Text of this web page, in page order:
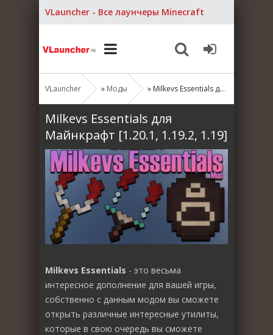
VLauncher - Все лаунчеры Minecraft
VLauncher » Моды » Milkevs Essentials для Майнкрафт [1.20.1, 1.19.2, 1.19]
Milkevs Essentials для
Майнкрафт [1.20.1, 1.19.2, 1.19]
Milkevs Essentials - это весьма
интересное дополнение для вашей игры,
собственно с данным модом вы сможете
открыть различные интересные утилиты,
которые в свою очередь вы сможете